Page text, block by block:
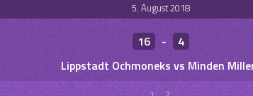
5. August 2018
16 -
4
Lippstadt Ochmoneks vs Minden